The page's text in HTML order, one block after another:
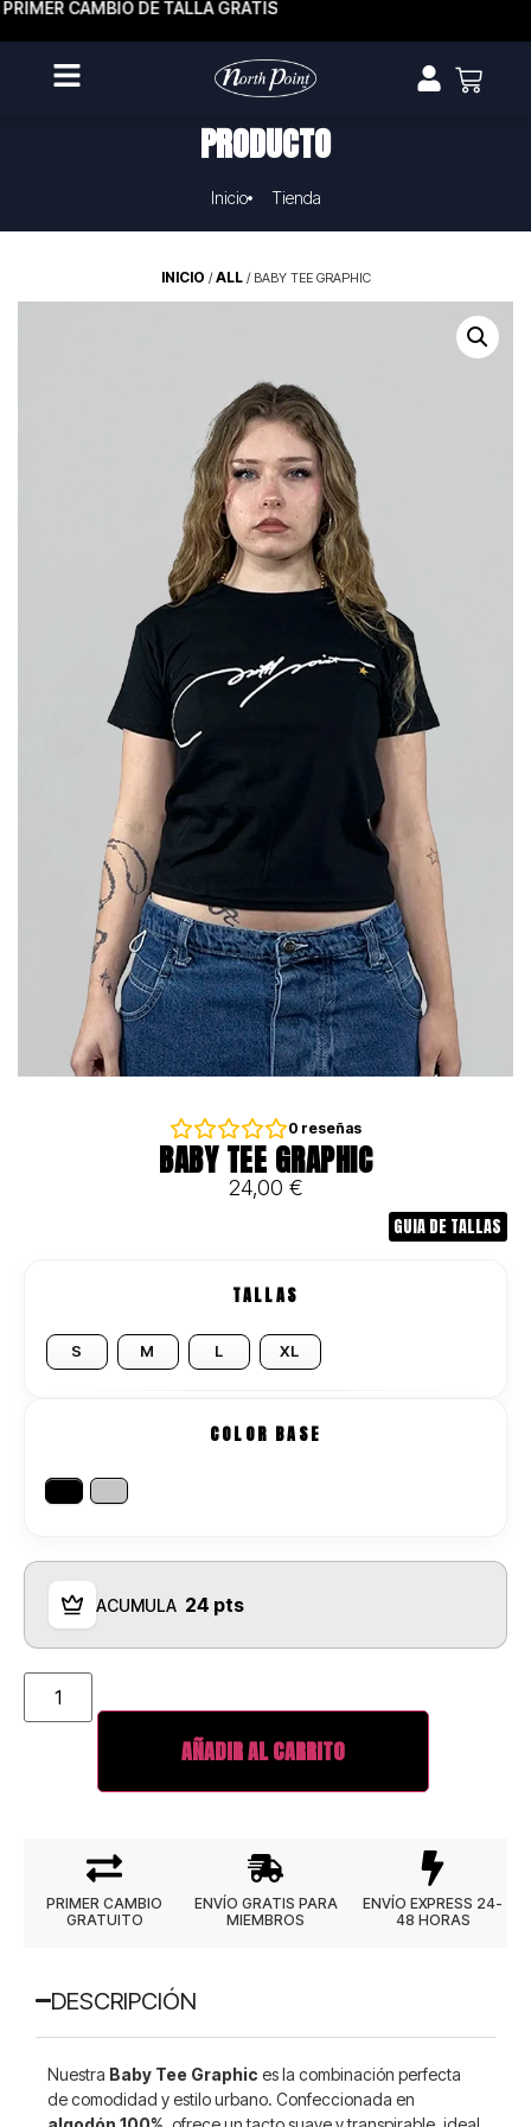
PRIMER CAMBIO DE TALLA GRATIS
PRODUCTO
Inicio Tienda
INICIO /ALL/ BABY TEE GRAPHIC
0 reseñas
BABY TEE GRAPHIC
24,00 €
GUIA DE TALLAS
TALLAS
S M L XL
COLOR BASE
ACUMULA 24 pts
AÑADIR AL CARRITO
DESCRIPCIÓN
Nuestra Baby Tee Graphic es la combinación perfecta
de comodidad y estilo urbano. Confeccionada en
PRIMER CAMBIO
GRATUITO
ENVÍO GRATIS PARA
MIEMBROS
ENVÍO EXPRESS 24-
48 HORAS